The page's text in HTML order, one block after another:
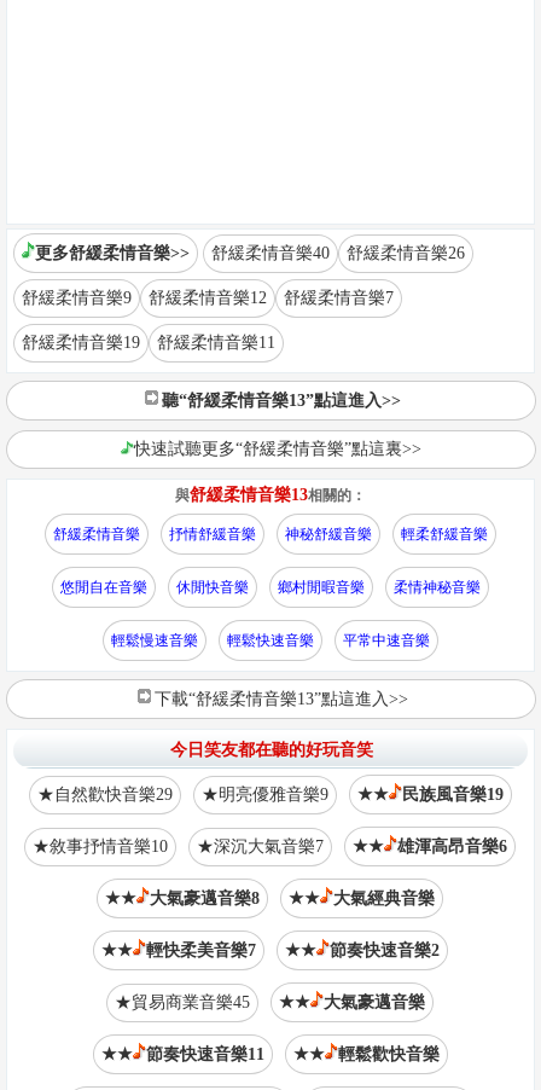
更多舒緩柔情音樂>> 舒緩柔情音樂40 舒緩柔情音樂26
舒緩柔情音樂9 舒緩柔情音樂12 舒緩柔情音樂7
舒緩柔情音樂19 舒緩柔情音樂11
聽“舒緩柔情音樂13”點這進入>>
快速試聽更多“舒緩柔情音樂”點這裏>>
與舒緩柔情音樂13相關的：
舒緩柔情音樂 抒情舒緩音樂 神秘舒緩音樂 輕柔舒緩音樂
悠閒自在音樂 休閒快音樂 鄉村閒暇音樂 柔情神秘音樂
輕鬆慢速音樂 輕鬆快速音樂 平常中速音樂
下載“舒緩柔情音樂13”點這進入>>
今日笑友都在聽的好玩音笑
★自然歡快音樂29 ★明亮優雅音樂9 ★★ 民族風音樂19
★敘事抒情音樂10 ★深沉大氣音樂7 ★★ 雄渾高昂音樂6
★★ 大氣豪邁音樂8 ★★ 大氣經典音樂
★★ 輕快柔美音樂7 ★★ 節奏快速音樂2
★貿易商業音樂45 ★★ 大氣豪邁音樂
★★ 節奏快速音樂11 ★★ 輕鬆歡快音樂